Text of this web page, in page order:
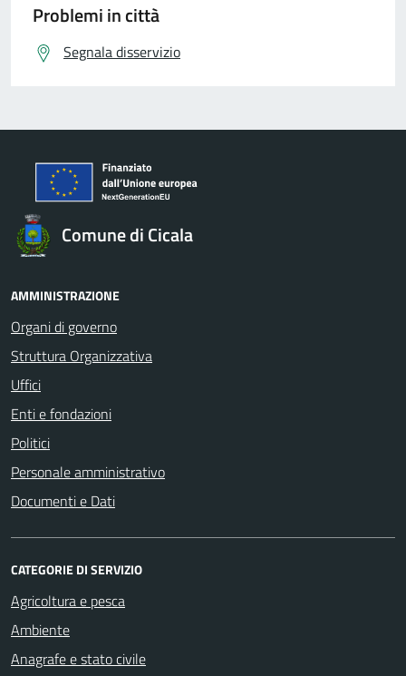
Problemi in città
Segnala disservizio
Comune di Cicala
AMMINISTRAZIONE
Organi di governo
Struttura Organizzativa
Uffici
Enti e fondazioni
Politici
Personale amministrativo
Documenti e Dati
CATEGORIE DI SERVIZIO
Agricoltura e pesca
Ambiente
Anagrafe e stato civile